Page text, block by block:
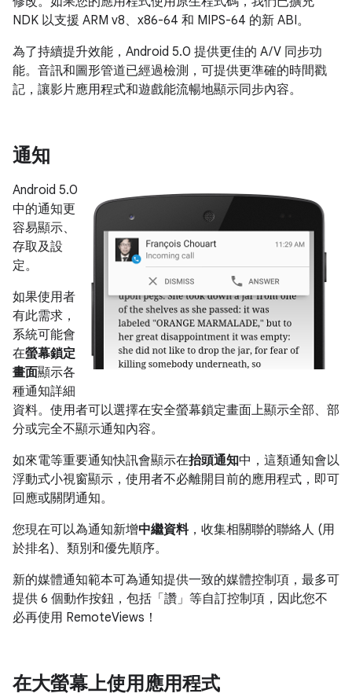
NDK 以支援 ARM v8、x86-64 和 MIPS-64 的新 ABI。
為了持續提升效能，Android 5.0 提供更佳的 A/V 同步功
能。音訊和圖形管道已經過檢測，可提供更準確的時間戳
記，讓影片應用程式和遊戲能流暢地顯示同步內容。
通知
Android 5.0
中的通知更
容易顯示、
存取及設
定。
如果使用者
有此需求，
系統可能會
在螢幕鎖定
畫面顯示各
種通知詳細
資料。使用者可以選擇在安全螢幕鎖定畫面上顯示全部、部
分或完全不顯示通知內容。
如來電等重要通知快訊會顯示在抬頭通知中，這類通知會以
浮動式小視窗顯示，使用者不必離開目前的應用程式，即可
回應或關閉通知。
您現在可以為通知新增中繼資料，收集相關聯的聯絡人 (用
於排名)、類別和優先順序。
新的媒體通知範本可為通知提供一致的媒體控制項，最多可
提供 6 個動作按鈕，包括「讚」等自訂控制項，因此您不
必再使用 RemoteViews！
在大螢幕上使用應用程式